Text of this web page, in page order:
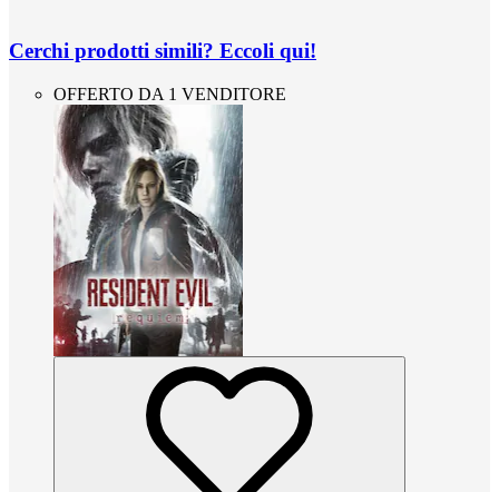
Cerchi prodotti simili? Eccoli qui!
OFFERTO DA 1 VENDITORE